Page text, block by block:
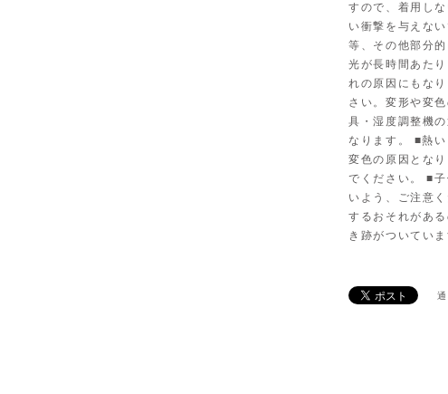
すので、着用し
い衝撃を与えな
等、その他部分
光が長時間あた
れの原因にもな
さい。変形や変
具・湿度調整機
なります。 ■熱
変色の原因とな
でください。 ■
いよう、ご注意
するおそれがあ
き跡がついてい